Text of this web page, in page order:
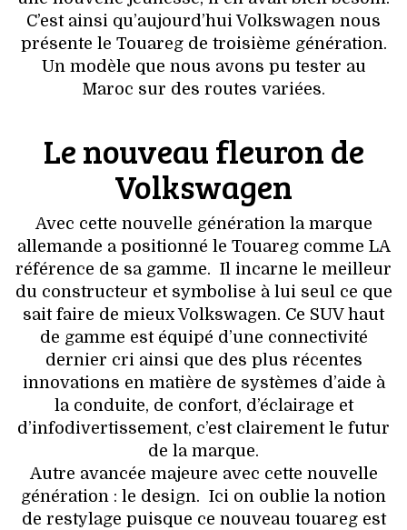
VOYAGES & LOISIRS
C’est ainsi qu’aujourd’hui Volkswagen nous
présente le Touareg de troisième génération.
Un modèle que nous avons pu tester au
Maroc sur des routes variées.
Le nouveau fleuron de
Volkswagen
Avec cette nouvelle génération la marque
allemande a positionné le Touareg comme LA
référence de sa gamme. Il incarne le meilleur
du constructeur et symbolise à lui seul ce que
sait faire de mieux Volkswagen. Ce SUV haut
de gamme est équipé d’une connectivité
dernier cri ainsi que des plus récentes
innovations en matière de systèmes d’aide à
la conduite, de confort, d’éclairage et
d’infodivertissement, c’est clairement le futur
de la marque.
Autre avancée majeure avec cette nouvelle
génération : le design. Ici on oublie la notion
de restylage puisque ce nouveau touareg est